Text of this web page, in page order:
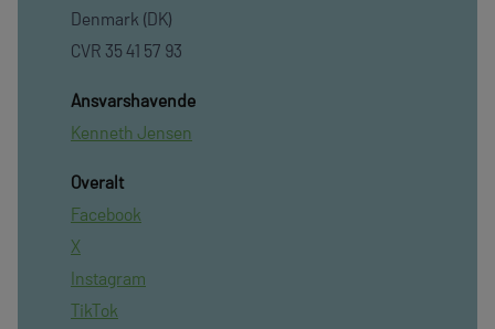
Denmark (DK)
CVR 35 41 57 93
Ansvarshavende
Kenneth Jensen
Overalt
Facebook
X
Instagram
TikTok